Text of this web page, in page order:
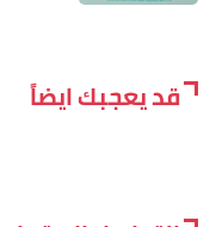
قد يعجبك ايضاً